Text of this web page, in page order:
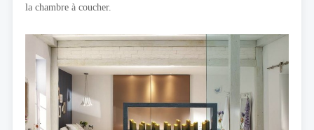
la chambre à coucher.